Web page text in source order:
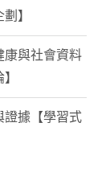
】
與社會資料
證據【學習式